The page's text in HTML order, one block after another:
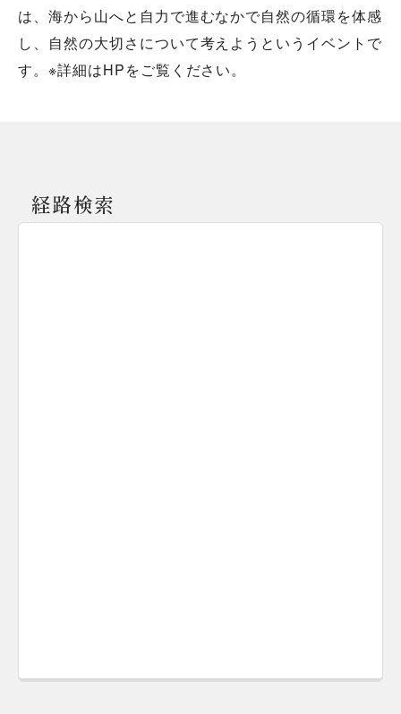
は、海から山へと自力で進むなかで自然の循環を体感
し、自然の大切さについて考えようというイベントで
す。※詳細はHPをご覧ください。
経路検索